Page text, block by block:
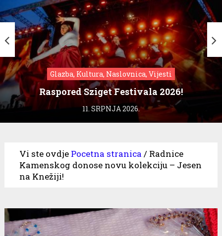
Glazba, Kultura, Naslovnica, Vijesti
Raspored Sziget Festivala 2026!
11. SRPNJA 2026.
Vi ste ovdje Pocetna stranica / Radnice
Kamenskog donose novu kolekciju – Jesen
na Knežiji!